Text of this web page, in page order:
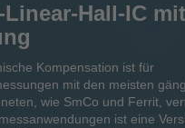
Hall-IC mit
Kompensation ist für
mit den meisten
wie SmCo und Ferrit,
ist eine